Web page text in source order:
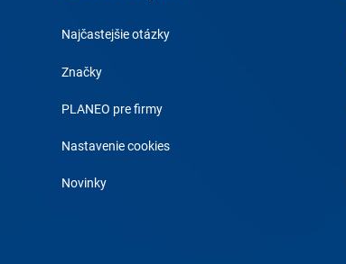
Najčastejšie otázky
Značky
PLANEO pre firmy
Nastavenie cookies
Novinky